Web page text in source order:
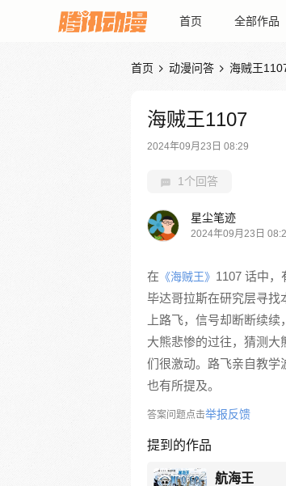
首页 全部作品
首页  动漫问答  海贼王
海贼王1107
2024年09月23日 08:29
1个回答
星尘笔迹
2024年09月23日
在 《海贼王》 1107 话中，
毕达哥拉斯在研究层寻找
上路飞，信号却断断续
大熊悲惨的过往，猜测
们很激动。路飞亲自教学
也有所提及。
答案问题点击举报反馈
提到的作品
航海王